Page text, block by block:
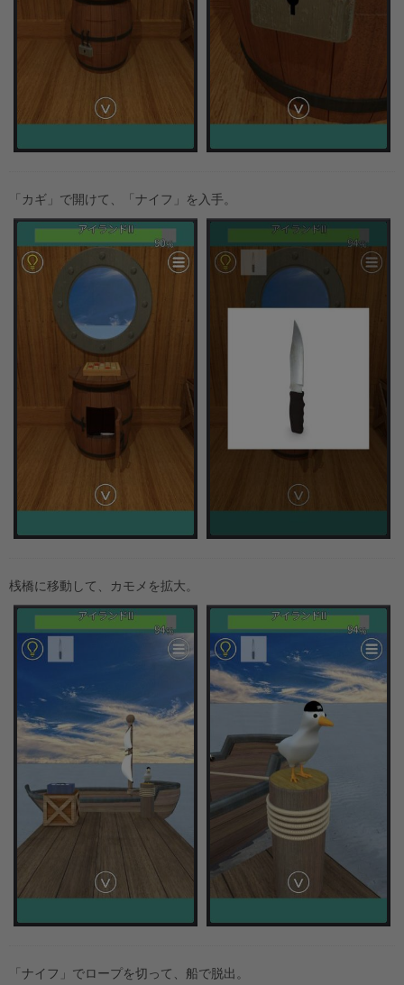
「カギ」で開けて、「ナイフ」を入手。
桟橋に移動して、カモメを拡大。
「ナイフ」でロープを切って、船で脱出。